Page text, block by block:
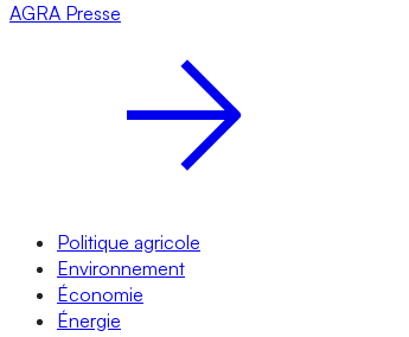
AGRA Presse
Politique agricole
Environnement
Économie
Énergie